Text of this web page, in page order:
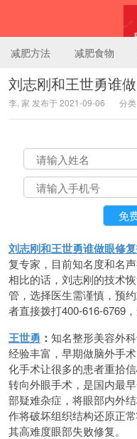
减肥方法 减肥食物
刘志刚和王世勇谁
李, 家 发布于 2021-09-06 分
刘志刚和王世勇谁做眼修
复专家，目前知名度和名
相比的话，刘志刚的技术
管，选择医生需谨慎，预
者直接拨打400-616-6769
王世勇 ： 知名整形美容外
经验丰富，早期做脑外手
化手术让很多的患者重拾
转向外眼手术，是国内最
部疑难杂症，将眼部内外
作将破坏组织结构还原正
其高难度眼部失败修复。